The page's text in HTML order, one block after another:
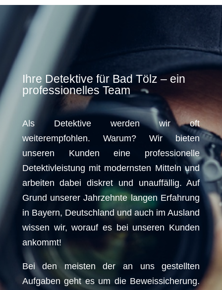
Ihre Detektive für Bad Tölz – ein
professionelles Team
Als Detektive werden wir oft
weiterempfohlen. Warum? Wir bieten
unseren Kunden eine professionelle
Detektivleistung mit modernsten Mitteln und
arbeiten dabei diskret und unauffällig. Auf
Grund unserer Jahrzehnte langen Erfahrung
in Bayern, Deutschland und auch im Ausland
wissen wir, worauf es bei unseren Kunden
ankommt!
Bei den meisten der an uns gestellten
Aufgaben geht es um die Beweissicherung.